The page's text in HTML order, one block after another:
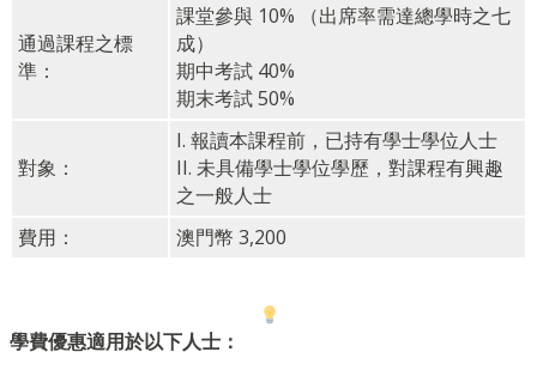
通過課程之標
準：
課堂參與 10% （出席率需達總學時之七
成）
期中考試 40%
期末考試 50%
對象：
I. 報讀本課程前，已持有學士學位人士
II. 未具備學士學位學歷，對課程有興趣
之一般人士
費用：
澳門幣 3,200
學費優惠適用於以下人士：